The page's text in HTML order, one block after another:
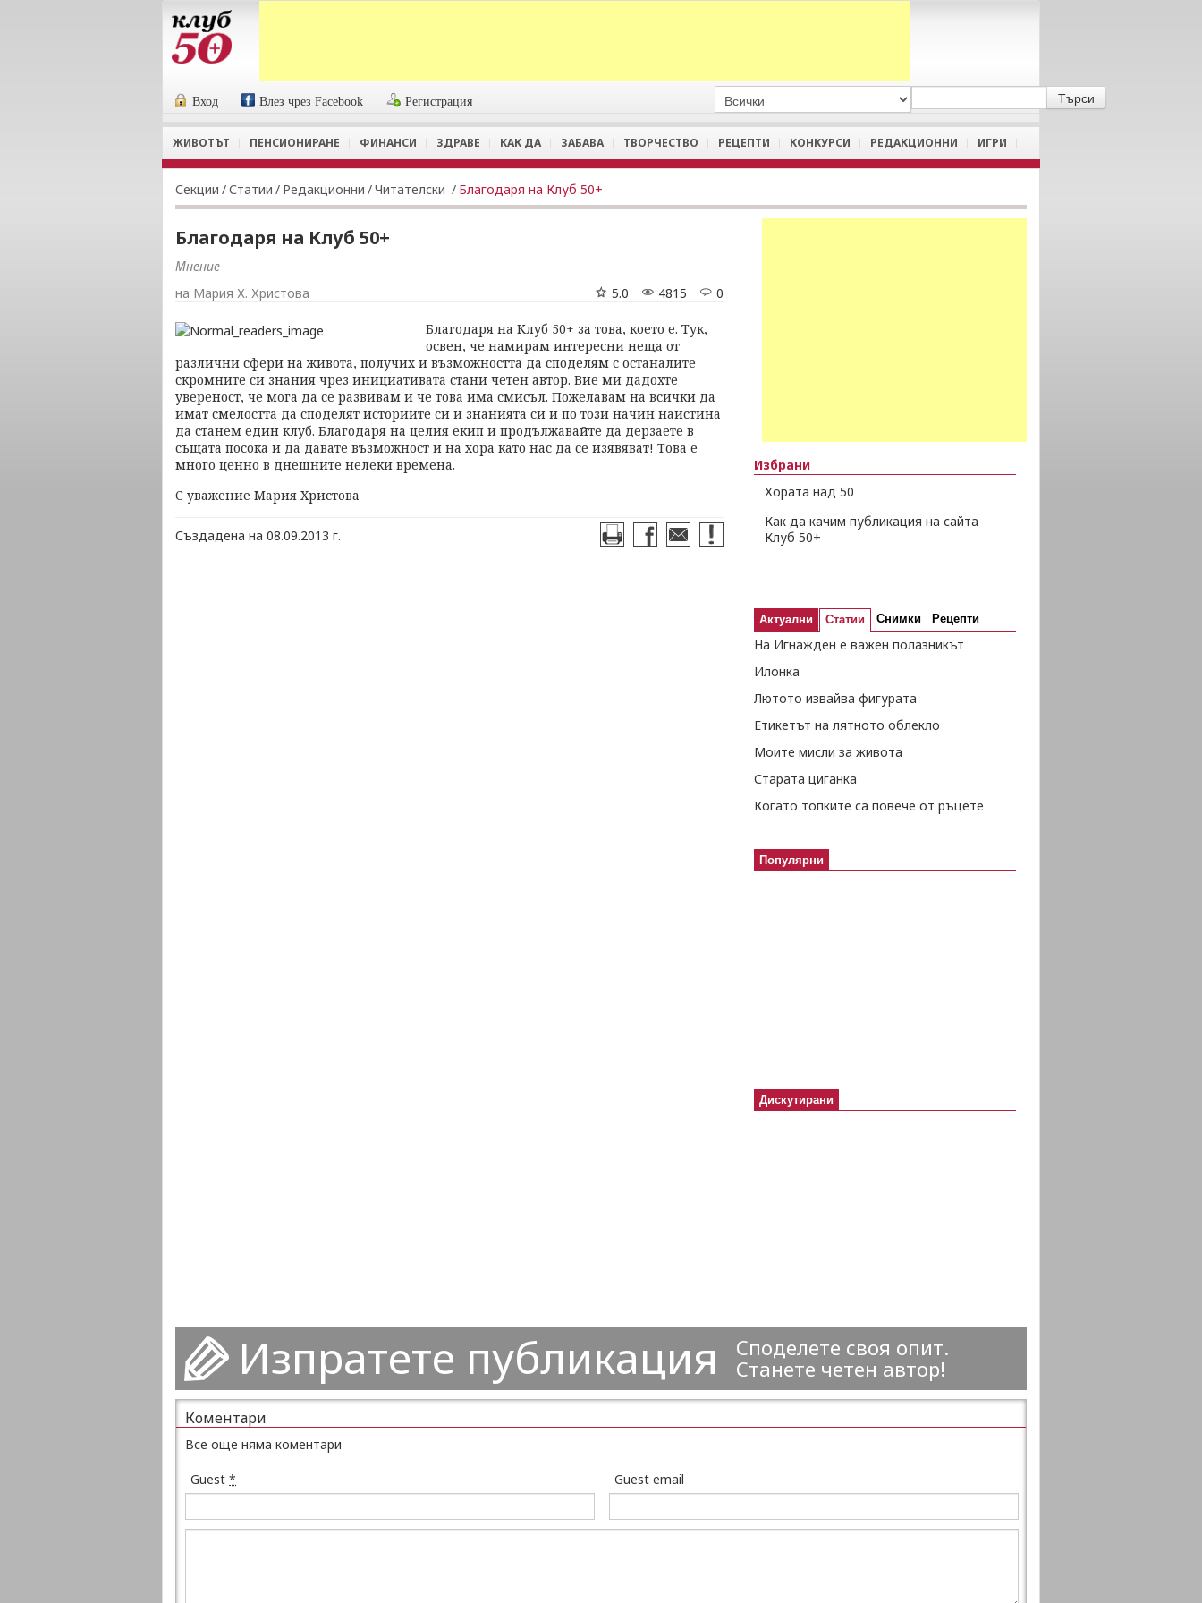
Вход Влез чрез Facebook Регистрация
ЖИВОТЪТ ПЕНСИОНИРАНЕ ФИНАНСИ ЗДРАВЕ КАК ДА ЗАБАВА ТВОРЧЕСТВО РЕЦЕПТИ КОНКУРСИ РЕДАКЦИОННИ ИГРИ
Секции /Статии / Редакционни /Читателски / Благодаря на Клуб 50+
Благодаря на Клуб 50+
Мнение
на Мария Х. Христова
0
4815
5.0
Благодаря на Клуб 50+ за това, което е. Тук,
освен, че намирам интересни неща от
различни сфери на живота, получих и възможността да споделям с останалите
скромните си знания чрез инициативата стани четен автор. Вие ми дадохте
увереност, че мога да се развивам и че това има смисъл. Пожелавам на всички да
имат смелостта да споделят историите си и знанията си и по този начин наистина
да станем един клуб. Благодаря на целия екип и продължавайте да дерзаете в
същата посока и да давате възможност и на хора като нас да се изявяват! Това е
много ценно в днешните нелеки времена.
С уважение Мария Христова
Създадена на 08.09.2013 г.
Избрани
Хората над 50
Как да качим публикация на сайта
Клуб 50+
Актуални Статии Снимки Рецепти
На Игнажден е важен полазникът
Илонка
Лютото извайва фигурата
Етикетът на лятното облекло
Моите мисли за живота
Старата циганка
Когато топките са повече от ръцете
Популярни
Дискутирани
Изпратете публикация
Споделете своя опит.
Станете четен автор!
Коментари
Все още няма коментари
Guest * Guest email